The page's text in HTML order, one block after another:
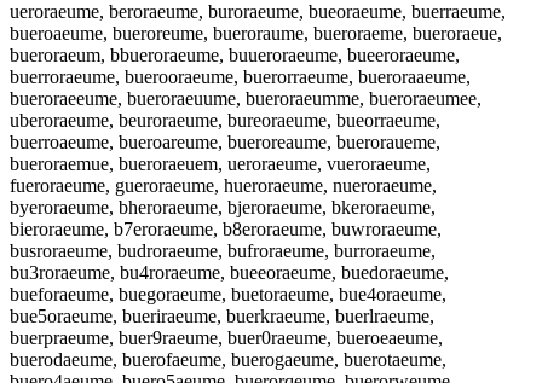
ueroraeume, beroraeume, buroraeume, bueoraeume, buerraeume,
bueroaeume, bueroreume, bueroraume, bueroraeme, bueroraeue,
bueroraeum, bbueroraeume, buueroraeume, bueeroraeume,
buerroraeume, buerooraeume, buerorraeume, bueroraaeume,
bueroraeeume, bueroraeuume, bueroraeumme, bueroraeumee,
uberoraeume, beuroraeume, bureoraeume, bueorraeume,
buerroaeume, bueroareume, bueroreaume, bueroraueme,
bueroraemue, bueroraeuem, ueroraeume, vueroraeume,
fueroraeume, gueroraeume, hueroraeume, nueroraeume,
byeroraeume, bheroraeume, bjeroraeume, bkeroraeume,
bieroraeume, b7eroraeume, b8eroraeume, buwroraeume,
busroraeume, budroraeume, bufroraeume, burroraeume,
bu3roraeume, bu4roraeume, bueeoraeume, buedoraeume,
bueforaeume, buegoraeume, buetoraeume, bue4oraeume,
bue5oraeume, bueriraeume, buerkraeume, buerlraeume,
buerpraeume, buer9raeume, buer0raeume, bueroeaeume,
buerodaeume, buerofaeume, buerogaeume, buerotaeume,